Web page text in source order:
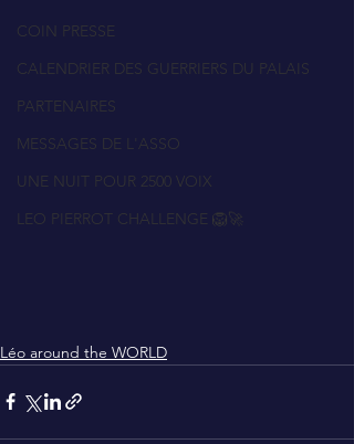
COIN PRESSE
CALENDRIER DES GUERRIERS DU PALAIS
PARTENAIRES
MESSAGES DE L'ASSO
UNE NUIT POUR 2500 VOIX
LEO PIERROT CHALLENGE 🦁🚀
Léo around the WORLD